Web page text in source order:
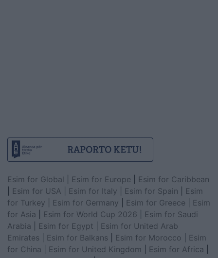
Esim for Global Esim for Europe
Esim for Caribbean
Esim for USA Esim for Italy Esim for Spain
Esim
for Turkey
Esim for Germany Esim for Greece
Esim
for Asia
Esim for World Cup 2026
Esim for Saudi
Arabia
Esim for Egypt
Esim for United Arab
Emirates
Esim for Balkans Esim for Morocco
Esim
for China
Esim for United Kingdom Esim for Africa